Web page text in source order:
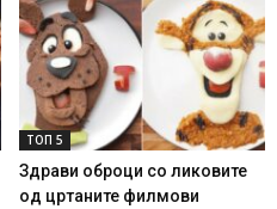
ТОП 5
Здрави оброци со ликовите
од цртаните филмови